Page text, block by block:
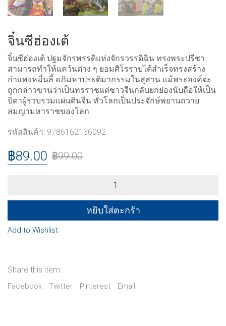
จิ๋นซีฮ่องเต้
จิ๋นซีฮ่องเต้ ปฐมจักรพรรดิแห่งจักรวรรดิฉิน ทรงพระปรีชา
สามารถทำให้แคว้นต่าง ๆ ยอมศิโรราบได้สำเร็จทรงสร้าง
กำแพงหมื่นลี้ อภิมหาประติมากรรมในสุสาน แม้พระองค์จะ
ถูกกล่าวขานว่าเป็นทรราชแต่ชาวจีนกลับยกย่องนับถือให้เป็น
บิดาผู้รวบรวมแผ่นดินจีน ทั่วโลกเป็นประจักษ์พยานถวาย
สมญามหาราชของโลก
รหัสสินค้า: 9786162136092
฿99.00
฿89.00
ฮ่องเต้
หยิบใส่ตะกร้า
Add to Wishlist
Share this item:
Facebook Twitter Pinterest Email